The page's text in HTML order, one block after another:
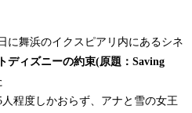
に舞浜のイクスピアリ内にあるシネ
ディズニーの約束(原題：Saving
程度しかおらず、アナと雪の女王